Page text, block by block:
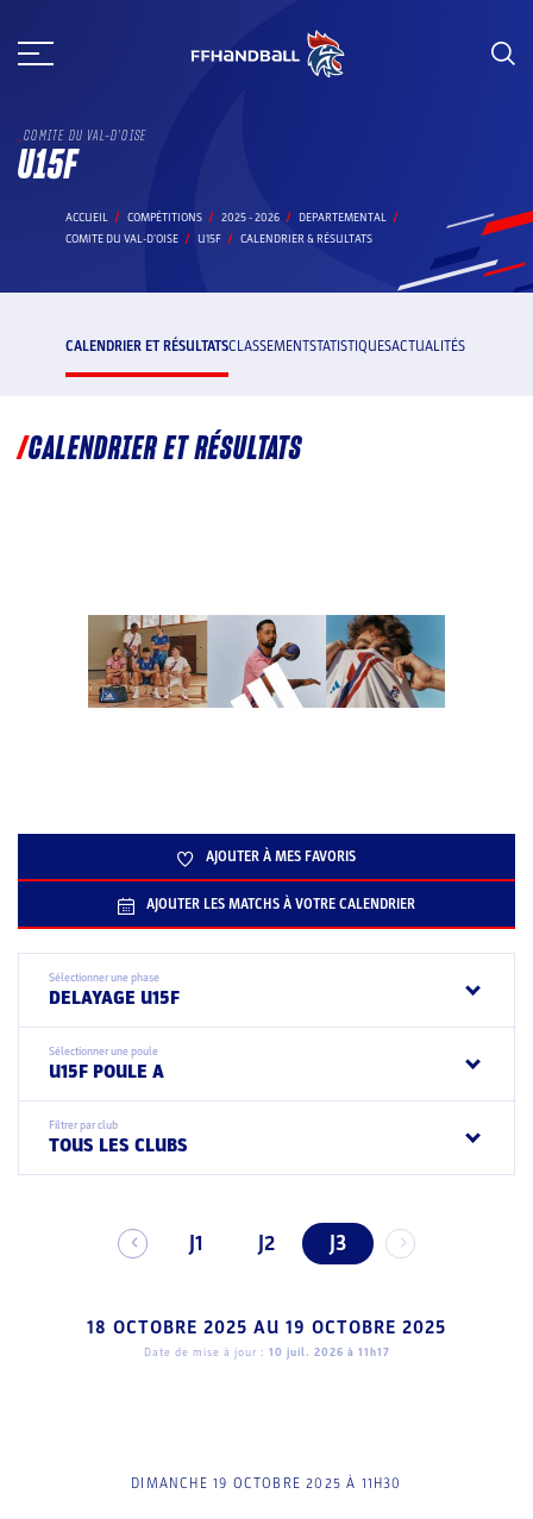
au
COMITE DU VAL-D'OISE
U15F
ACCUEIL COMPÉTITIONS 2025 - 2026
DEPARTEMENTAL
COMITE DU VAL-D'OISE
U15F CALENDRIER & RÉSULTATS
CALENDRIER ET RÉSULTATSCLASSEMENTSTATISTIQUESACTUALITÉS
CALENDRIER ET RÉSULTATS
AJOUTER À MES FAVORIS
AJOUTER LES MATCHS À VOTRE CALENDRIER
Sélectionner une phase
DELAYAGE U15F
Sélectionner une poule
U15F POULE A
Filtrer par club
TOUS LES CLUBS
J1 J2 J3
18 OCTOBRE 2025 AU 19 OCTOBRE 2025
Date de mise à jour : 10 juil. 2026 à 11h17
DIMANCHE 19 OCTOBRE 2025 À 11H30